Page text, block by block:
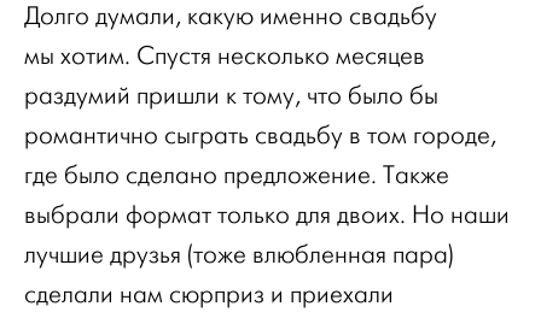
Долго думали, какую именно свадьбу
мы хотим. Спустя несколько месяцев
раздумий пришли к тому, что было бы
романтично сыграть свадьбу в том городе,
где было сделано предложение. Также
выбрали формат только для двоих. Но наши
лучшие друзья (тоже влюбленная пара)
сделали нам сюрприз и приехали